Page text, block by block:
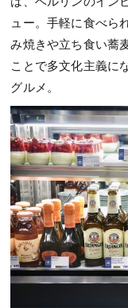
ュー。手軽に食べら
み焼きや立ち食い蕎
ことで多文化主義に
グルメ。